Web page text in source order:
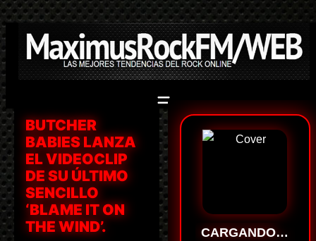
Saltar
contenido
BUTCHER
BABIES LANZA
EL VIDEOCLIP
DE SU ÚLTIMO
SENCILLO
‘BLAME IT ON
THE WIND’.
CARGANDO…